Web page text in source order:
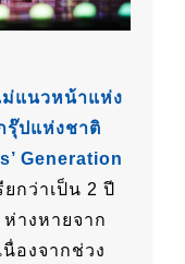
ม่แนวหน้าแห่ง
รุ๊ปแห่งชาติ
Generation
กว่าเป็น 2 ปี
ห่างหายจาก
นื่องจากช่วง